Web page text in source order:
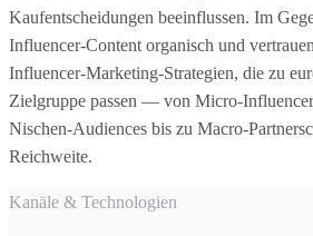
Kaufentscheidungen beeinflussen. Im
Influencer-Content organisch und
Influencer-Marketing-Strategien, die zu
Zielgruppe passen — von Micro-
Nischen-Audiences bis zu Macro-
Reichweite.
Kanäle & Technologien